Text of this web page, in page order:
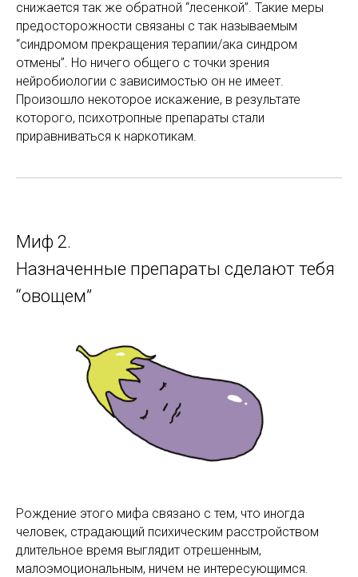
снижается так же обратной “лесенкой”. Такие меры
предосторожности связаны с так называемым
“синдромом прекращения терапии/ака синдром
отмены”. Но ничего общего с точки зрения
нейробиологии с зависимостью он не имеет.
Произошло некоторое искажение, в результате
которого, психотропные препараты стали
приравниваться к наркотикам.
Миф 2.
Назначенные препараты сделают тебя
“овощем”
Рождение этого мифа связано с тем, что иногда
человек, страдающий психическим расстройством
длительное время выглядит отрешенным,
малоэмоциональным, ничем не интересующимся.